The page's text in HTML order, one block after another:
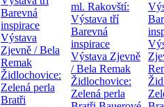
Barevná
inspirace
Výstava
Zjevně / Bela
Remak
Židlochovice:
Zelená perla
Bratři
ml. Rakovští:
Výstava tří
Barevná
inspirace
Výstava Zjevně
/ Bela Remak
Židlochovice:
Zelená perla